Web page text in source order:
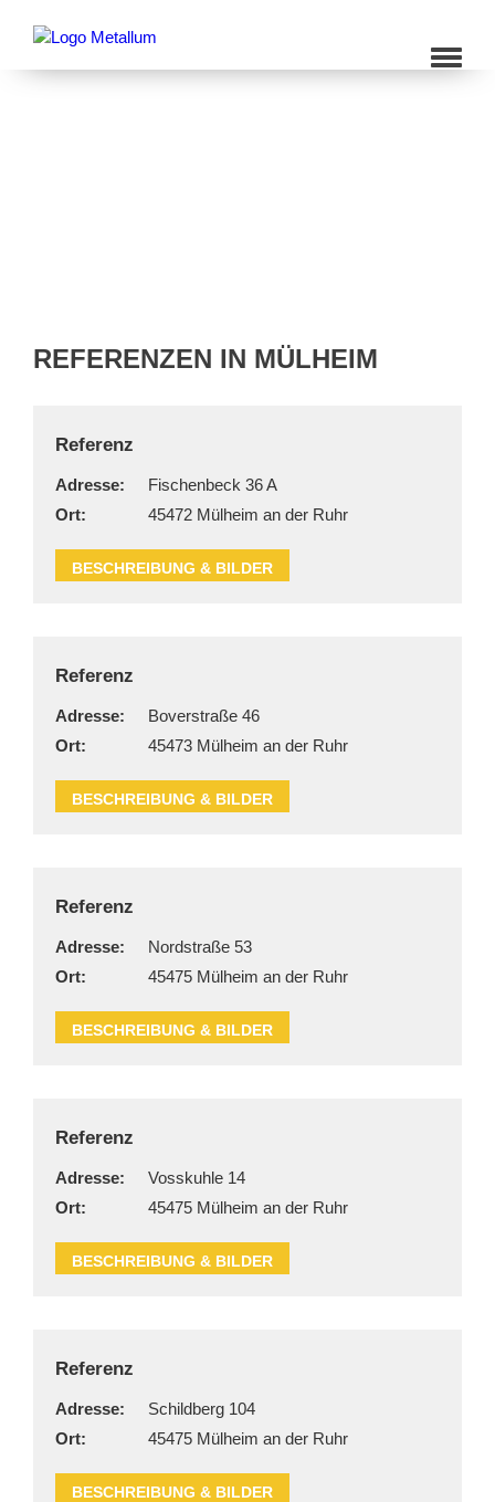
REFERENZEN IN MÜLHEIM
Referenz
Adresse:
Fischenbeck 36 A
Ort:
45472 Mülheim an der Ruhr
BESCHREIBUNG & BILDER
Referenz
Adresse:
Boverstraße 46
Ort:
45473 Mülheim an der Ruhr
BESCHREIBUNG & BILDER
Referenz
Adresse:
Nordstraße 53
Ort:
45475 Mülheim an der Ruhr
BESCHREIBUNG & BILDER
Referenz
Adresse:
Vosskuhle 14
Ort:
45475 Mülheim an der Ruhr
BESCHREIBUNG & BILDER
Referenz
Adresse:
Schildberg 104
Ort:
45475 Mülheim an der Ruhr
BESCHREIBUNG & BILDER